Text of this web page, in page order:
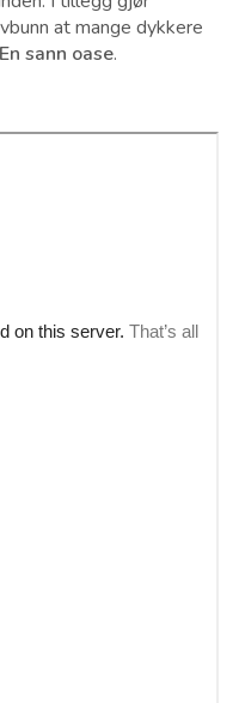
at mange dykkere
En sann oase.